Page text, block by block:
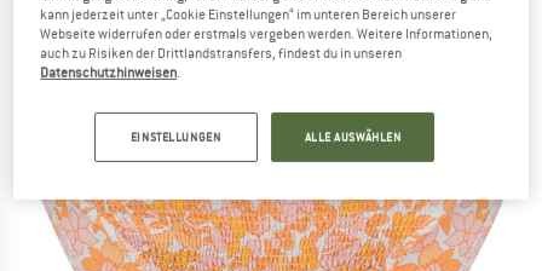
kann jederzeit unter „Cookie Einstellungen“ im unteren Bereich unserer
Webseite widerrufen oder erstmals vergeben werden. Weitere Informationen,
auch zu Risiken der Drittlandstransfers, findest du in unseren
Datenschutzhinweisen.
EINSTELLUNGEN ALLE AUSWÄHLEN